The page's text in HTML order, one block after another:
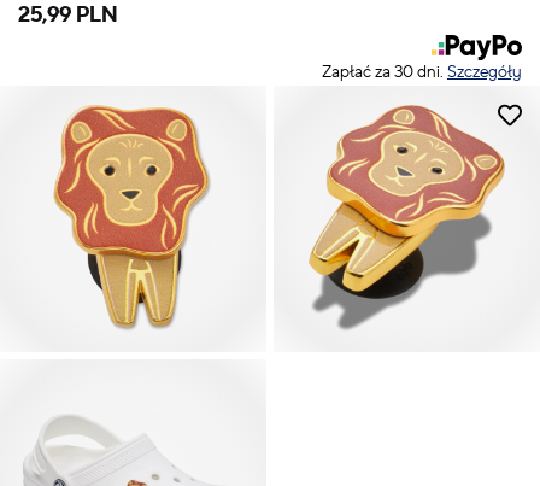
25,99 PLN
Zapłać za 30 dni. Szczegóły